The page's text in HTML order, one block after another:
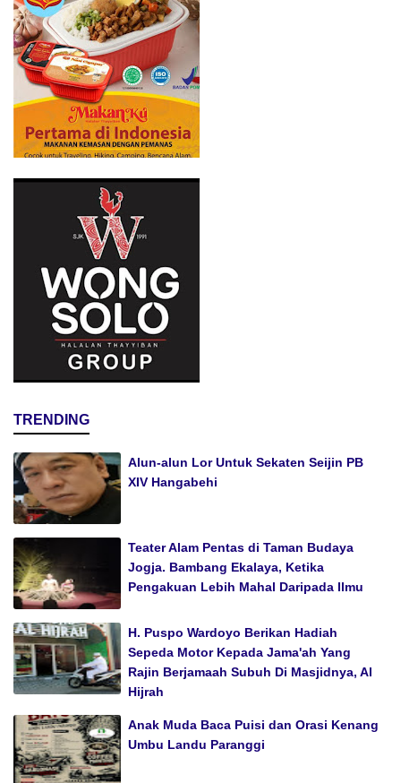
TRENDING
Alun-alun Lor Untuk Sekaten Seijin PB
XIV Hangabehi
Teater Alam Pentas di Taman Budaya
Jogja. Bambang Ekalaya, Ketika
Pengakuan Lebih Mahal Daripada Ilmu
H. Puspo Wardoyo Berikan Hadiah
Sepeda Motor Kepada Jama'ah Yang
Rajin Berjamaah Subuh Di Masjidnya, Al
Hijrah
Anak Muda Baca Puisi dan Orasi Kenang
Umbu Landu Paranggi